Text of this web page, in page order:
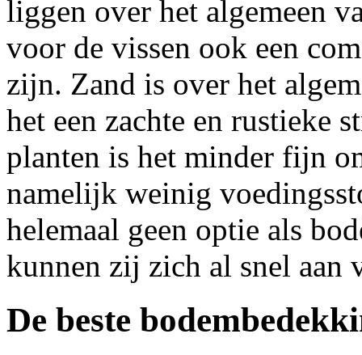
liggen over het algemeen
voor de vissen ook een
zijn. Zand is over het
het een zachte en rustieke
planten is het minder fijn
namelijk weinig
helemaal geen optie als
kunnen zij zich al snel aan
De beste